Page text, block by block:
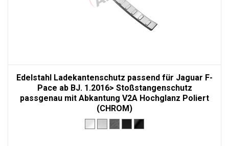
Edelstahl Ladekantenschutz passend für Jaguar F-
Pace ab BJ. 1.2016> Stoßstangenschutz
passgenau mit Abkantung V2A Hochglanz Poliert
(CHROM)